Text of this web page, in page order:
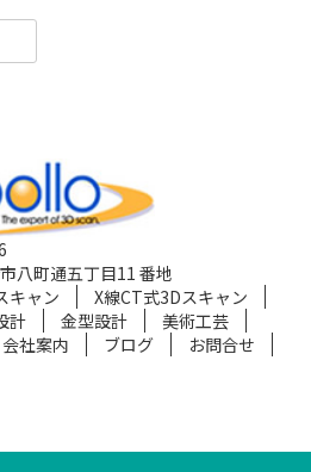
八町通五丁目11 番地
キャン
X線CT式3Dスキャン
計 金型設計
美術工芸
会社案内 ブログ お問合せ